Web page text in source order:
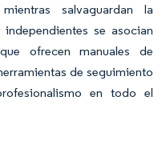
salvaguardan la
se asocian
ofrecen manuales de
de seguimiento
en todo el